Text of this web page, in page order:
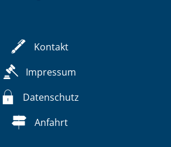
Kontakt
Impressum
Datenschutz
Anfahrt